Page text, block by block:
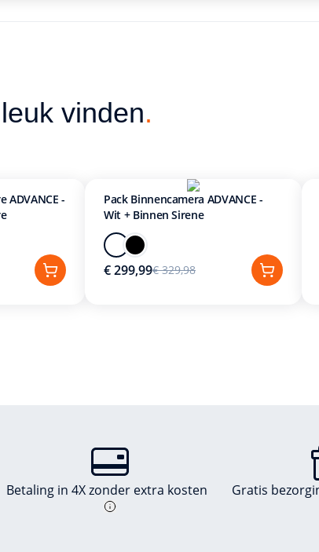
vinden.
ADVANCE -
Pack Binnencamera ADVANCE -
Wit + Binnen Sirene
€ 299,99€ 329,98
Betaling in 4X zonder extra kosten Gratis